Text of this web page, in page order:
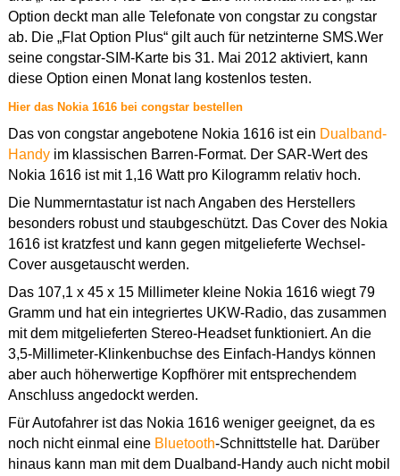
Option deckt man alle Telefonate von congstar zu congstar
ab. Die „Flat Option Plus“ gilt auch für netzinterne SMS.Wer
seine congstar-SIM-Karte bis 31. Mai 2012 aktiviert, kann
diese Option einen Monat lang kostenlos testen.
Hier das Nokia 1616 bei congstar bestellen
Das von congstar angebotene Nokia 1616 ist ein Dualband-
Handyim klassischen Barren-Format. Der SAR-Wert des
Nokia 1616 ist mit 1,16 Watt pro Kilogramm relativ hoch.
Die Nummerntastatur ist nach Angaben des Herstellers
besonders robust und staubgeschützt. Das Cover des Nokia
1616 ist kratzfest und kann gegen mitgelieferte Wechsel-
Cover ausgetauscht werden.
Das 107,1 x 45 x 15 Millimeter kleine Nokia 1616 wiegt 79
Gramm und hat ein integriertes UKW-Radio, das zusammen
mit dem mitgelieferten Stereo-Headset funktioniert. An die
3,5-Millimeter-Klinkenbuchse des Einfach-Handys können
aber auch höherwertige Kopfhörer mit entsprechendem
Anschluss angedockt werden.
Für Autofahrer ist das Nokia 1616 weniger geeignet, da es
noch nicht einmal eine Bluetooth-Schnittstelle hat. Darüber
hinaus kann man mit dem Dualband-Handy auch nicht mobil